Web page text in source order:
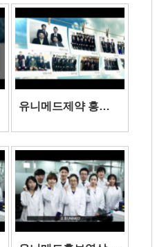
유니메드제약 홍보